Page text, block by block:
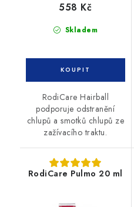
Skladem
558 Kč
RodiCare Hairball
podporuje odstranění
chlupů a smotků chlupů ze
zažívacího traktu.
RodiCare Pulmo 20 ml